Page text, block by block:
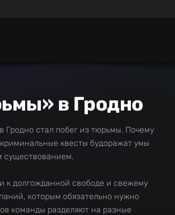
в Гродно
Гродно стал побег из тюрьмы. Почему
квесты будоражат умы
существованием.
к долгожданной свободе и свежему
которым обязательно нужно
команды разделяют на разные